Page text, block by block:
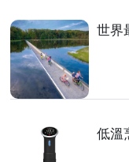
世界
低溫